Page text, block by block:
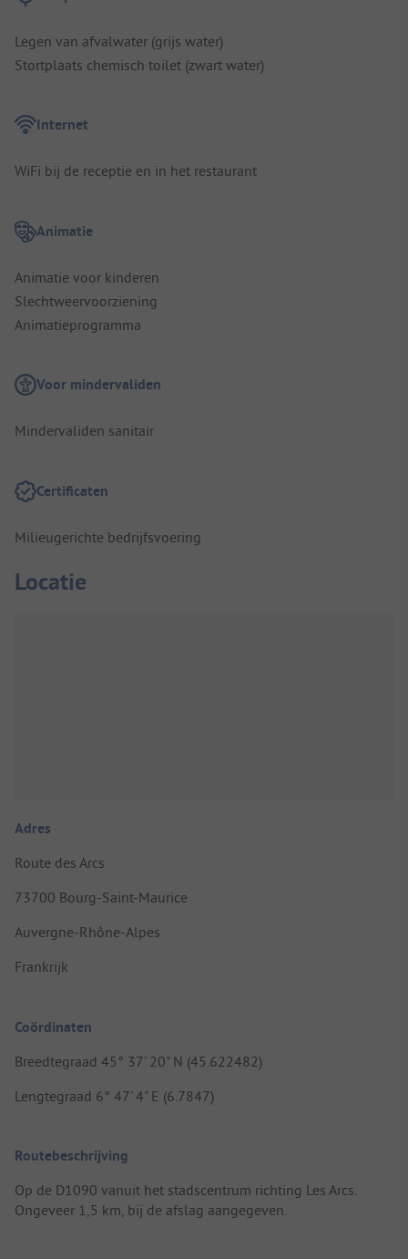
Legen van afvalwater (grijs water)
Stortplaats chemisch toilet (zwart water)
Internet
WiFi bij de receptie en in het restaurant
Animatie
Animatie voor kinderen
Slechtweervoorziening
Animatieprogramma
Voor mindervaliden
Mindervaliden sanitair
Certificaten
Milieugerichte bedrijfsvoering
Locatie
Adres
Route des Arcs
73700 Bourg-Saint-Maurice
Auvergne-Rhône-Alpes
Frankrijk
Coördinaten
Breedtegraad 45° 37' 20" N (45.622482)
Lengtegraad 6° 47' 4" E (6.7847)
Routebeschrijving
Op de D1090 vanuit het stadscentrum richting Les Arcs.
Ongeveer 1,5 km, bij de afslag aangegeven.